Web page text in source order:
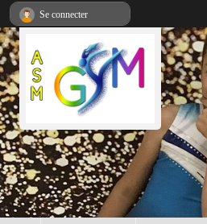
Se connecter
Panneau de gestion des cookies